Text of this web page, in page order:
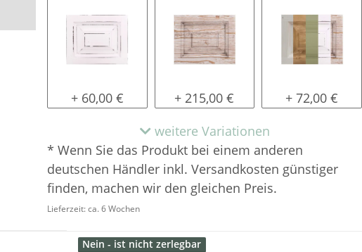
shabby chic / antik look
+ 60,00 € tief gebürstet
+ 215,00 €
+ 72,00 €
weitere Variationen
* Wenn Sie das Produkt bei einem anderen
deutschen Händler inkl. Versandkosten günstiger
finden, machen wir den gleichen Preis.
Lieferzeit:ca. 6 Wochen
Nein - ist nicht zerlegbar